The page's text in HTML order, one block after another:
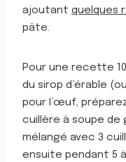
ajoutant quelques
pâte.
Pour une recette
du sirop d’érable
pour l’œuf,
cuillère à soupe de
mélangé avec 3
ensuite pendant 5